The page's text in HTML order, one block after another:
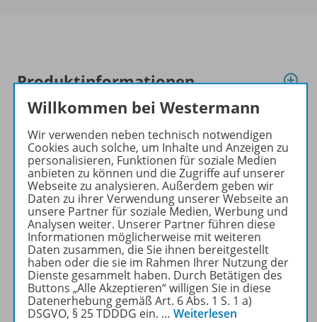
Produktinformationen
Beschreibung
Zugehörige Produkte
Inhaltsverzeichnis
Planungshilfen
Willkommen bei Westermann
Wir verwenden neben technisch notwendigen
Cookies auch solche, um Inhalte und Anzeigen zu
personalisieren, Funktionen für soziale Medien
anbieten zu können und die Zugriffe auf unserer
Webseite zu analysieren. Außerdem geben wir
Daten zu ihrer Verwendung unserer Webseite an
unsere Partner für soziale Medien, Werbung und
Analysen weiter. Unserer Partner führen diese
Informationen möglicherweise mit weiteren
Daten zusammen, die Sie ihnen bereitgestellt
haben oder die sie im Rahmen Ihrer Nutzung der
Dienste gesammelt haben. Durch Betätigen des
Buttons „Alle Akzeptieren“ willigen Sie in diese
Datenerhebung gemäß Art. 6 Abs. 1 S. 1 a)
DSGVO, § 25 TDDDG ein. … Weiterlesen